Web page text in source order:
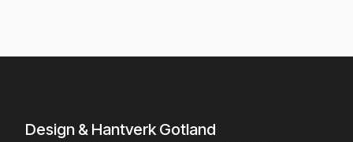
Design & Hantverk Gotland